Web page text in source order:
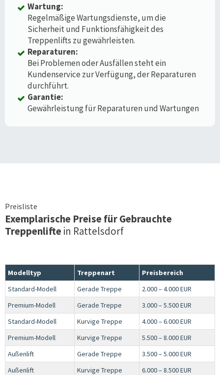
Wartung:
Regelmäßige Wartungsdienste, um die
Sicherheit und Funktionsfähigkeit des
Treppenlifts zu gewährleisten.
Reparaturen:
Bei Problemen oder Ausfällen steht ein
Kundenservice zur Verfügung, der Reparaturen
durchführt.
Garantie:
Gewährleistung für Reparaturen und Wartungen
Preisliste
Exemplarische Preise für Gebrauchte
Treppenliftein Rattelsdorf
Modelltyp Treppenart
Preisbereich
Standard-Modell
Gerade Treppe
2.000 – 4.000 EUR
Premium-Modell
Gerade Treppe
3.000 – 5.500 EUR
Standard-Modell
Kurvige Treppe
4.000 – 6.000 EUR
Premium-Modell
Kurvige Treppe
5.500 – 8.000 EUR
Außenlift
Gerade Treppe
3.500 – 5.000 EUR
Außenlift
Kurvige Treppe
6.000 – 8.500 EUR